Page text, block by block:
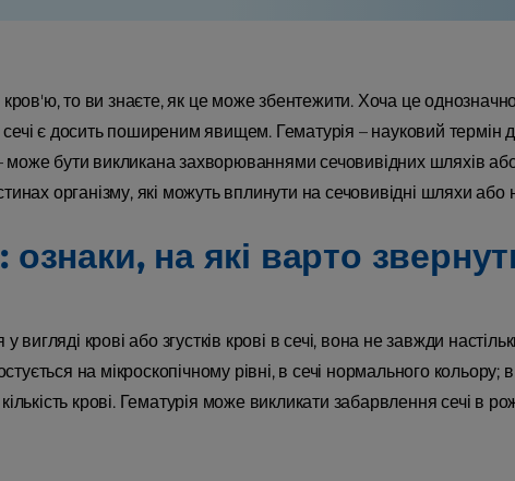
то ви знаєте, як це може збентежити. Хоча це
сечі є досить поширеним явищем. Гематурія – науковий термін
може бути викликана захворюваннями сечовивідних шляхів
організму, які можуть вплинути на сечовивідні шляхи або
ознаки, на які варто
вигляді крові або згустків крові в сечі, вона не завжди
на мікроскопічному рівні, в сечі нормального кольору;
крові. Гематурія може викликати забарвлення сечі в